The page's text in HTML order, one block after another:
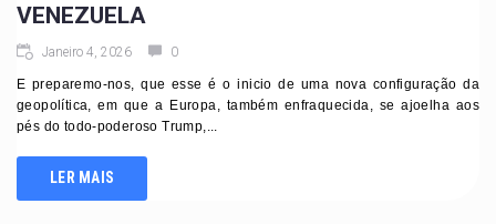
VENEZUELA
Janeiro 4, 2026 0
E preparemo-nos, que esse é o inicio de uma nova configuração da
geopolítica, em que a Europa, também enfraquecida, se ajoelha aos
pés do todo-poderoso Trump,...
LER MAIS